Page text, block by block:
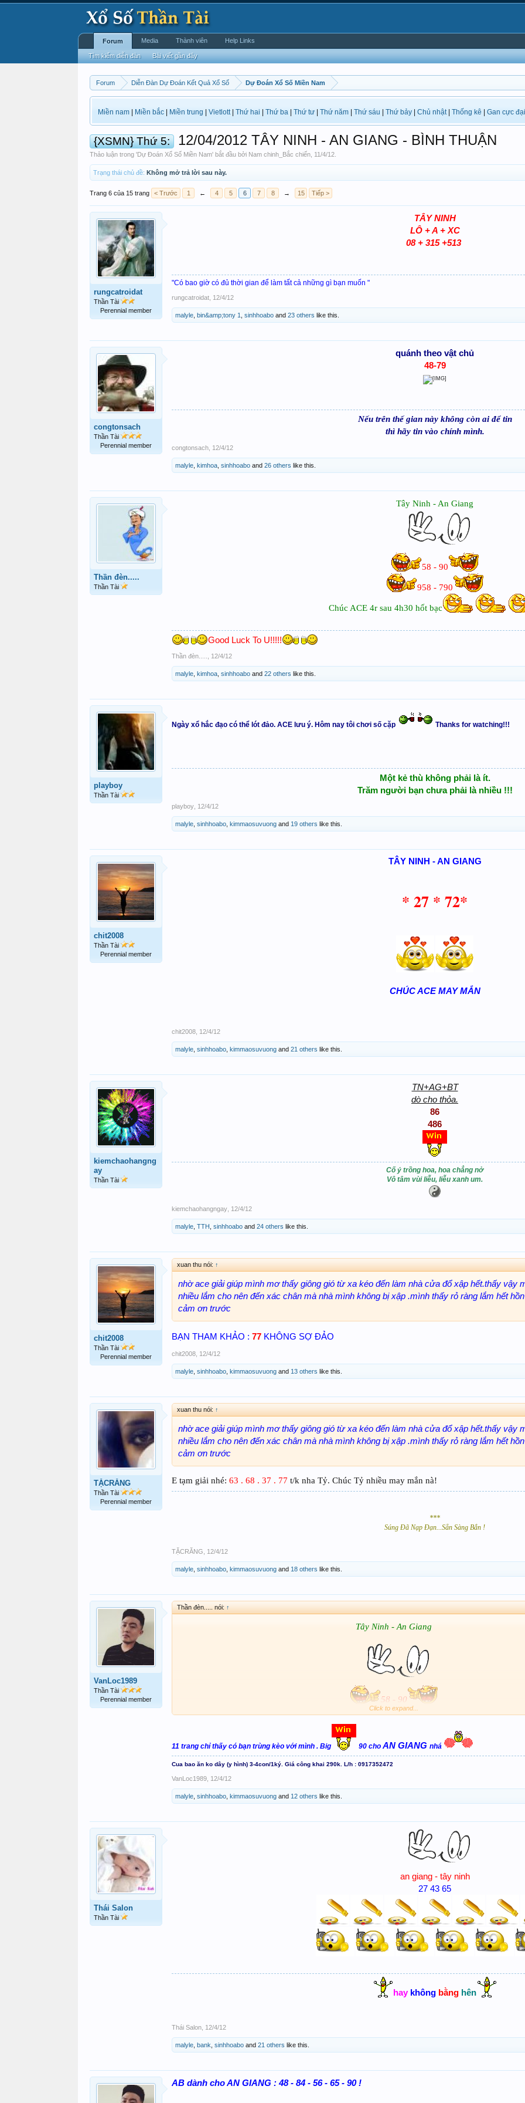
Forum Diễn Đàn Dự Đoán Kết Quả Xổ Số Dự Đoán Xổ Số Miền Nam
Miền nam Miền bắc Miền trung Vietlott| Thứ hai Thứ ba Thứ tư Thứ năm Thứ sáu Thứ bảy Chủ nhật| Thống kê Gan cực đại
{XSMN} Thứ 5: 12/04/2012 TÂY NINH - AN GIANG - BÌNH THUẬN
Thảo luận trong 'Dự Đoán Xổ Số Miền Nam' bắt đầu bởi Nam chinh_Bắc chiến 11/4/12
Trạng thái chủ đề: Không mở trả lời sau này.
Trang 6 của 15 trang < Trước 1 ← 4 5 6 7 8 → 15 Tiếp >
rungcatroidat
Thần Tài
Perennial member
TÂY NINH
LÔ + A + XC
08 + 315 +513
"Có bao giờ có đủ thời gian để làm tất cả những gì bạn muốn "
rungcatroidat 12/4/12
malyle bin&amp;tony 1 sinhhoabo and 23 others like this.
congtonsach
Thần Tài
Perennial member
quánh theo vật chủ
48-79
Nếu trên thế gian này không còn ai để tin
thì hãy tin vào chính mình.
congtonsach 12/4/12
malyle kimhoa sinhhoabo and 26 others like this.
Thần đèn.....
Thần Tài
Tây Ninh - An Giang
58 - 90
958 - 790
Chúc ACE 4r sau 4h30 hốt bạc
Good Luck To U!!!!!
Thần đèn..... 12/4/12
malyle kimhoa sinhhoabo and 22 others like this.
playboy
Thần Tài
Ngày xổ hắc đạo có thể lót đảo. ACE lưu ý. Hôm nay tôi chơi số cặp Thanks for watching!!!
Một kẻ thù không phải là ít.
Trăm người bạn chưa phải là nhiều !!!
playboy 12/4/12
malyle sinhhoabo kimmaosuvuong and 19 others like this.
chit2008
Thần Tài
Perennial member
TÂY NINH - AN GIANG
* 27 * 72*
CHÚC ACE MAY MẮN
chit2008 12/4/12
malyle sinhhoabo kimmaosuvuong and 21 others like this.
kiemchaohangng
ay
Thần Tài
TN+AG+BT
dò cho thỏa.
86
486
Cố ý trồng hoa, hoa chẳng nở
Vô tâm vùi liễu, liễu xanh um.
kiemchaohangngay 12/4/12
malyle TTH sinhhoabo and 24 others like this.
chit2008
Thần Tài
Perennial member
xuan thu nói: ↑
nhờ ace giải giúp mình mơ thấy giông gió từ xa kéo đến làm nhà cửa đổ xập hết.thấy vậy
nhiều lắm cho nên đến xác chân mà nhà mình không bị xập .mình thấy rỏ ràng lắm hết
cảm ơn trước
BẠN THAM KHẢO : 77 KHÔNG SỢ ĐẢO
chit2008 12/4/12
malyle sinhhoabo kimmaosuvuong and 13 others like this.
TẶCRĂNG
Thần Tài
Perennial member
xuan thu nói: ↑
nhờ ace giải giúp mình mơ thấy giông gió từ xa kéo đến làm nhà cửa đổ xập hết.thấy vậy
nhiều lắm cho nên đến xác chân mà nhà mình không bị xập .mình thấy rỏ ràng lắm hết
cảm ơn trước
E tạm giải nhé: 63 . 68 . 37 . 77 t/k nha Tỷ. Chúc Tỷ nhiều may mắn nà!
***
Súng Đã Nạp Đạn...Sẵn Sàng Bắn !
TẶCRĂNG 12/4/12
malyle sinhhoabo kimmaosuvuong and 18 others like this.
VanLoc1989
Thần Tài
Perennial member
Thần đèn..... nói: ↑
Tây Ninh - An Giang
58 - 90
Chúc ACE 4r sau 4h30 hốt bạc
Click to expand...
11 trang chỉ thấy có bạn trùng kèo với mình . Big 90 cho AN GIANG nhá
Cua bao ăn ko dây (y hình) 3-4con/1ký. Giá công khai 290k. L/h : 0917352472
VanLoc1989 12/4/12
malyle sinhhoabo kimmaosuvuong and 12 others like this.
Thái Salon
Thần Tài
an giang - tây ninh
27 43 65
haykhông bằng hên
Thái Salon 12/4/12
malyle bank sinhhoabo and 21 others like this.
AB dành cho AN GIANG : 48 - 84 - 56 - 65 - 90 !
Forum
Tìm kiếm diễn đàn Bài viết gần đây
Media Thành viên Help Links